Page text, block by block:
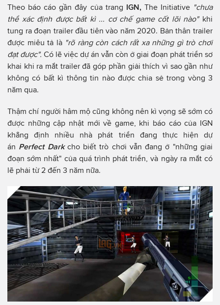
Theo báo cáo gần đây của trang IGN, The Initiative "chưa
thể xác định được bất kì ... cơ chế game cốt lõi nào" khi
tung ra đoạn trailer đầu tiên vào năm 2020. Bản thân trailer
được miêu tả là "rõ ràng còn cách rất xa những gì trò chơi
đạt được". Có lẽ việc dự án vẫn còn ở giai đoạn phát triển sơ
khai khi ra mắt trailer đã góp phần giải thích vì sao gần như
không có bất kì thông tin nào được chia sẻ trong vòng 3
năm qua.
Thậm chí người hâm mộ cũng không nên kì vọng sẽ sớm có
được những cập nhật mới về game, khi báo cáo của IGN
khẳng định nhiều nhà phát triển đang thực hiện dự
án Perfect Darkcho biết trò chơi vẫn đang ở "những giai
đoạn sớm nhất" của quá trình phát triển, và ngày ra mắt có
lẽ phải từ 2 đến 3 năm nữa.